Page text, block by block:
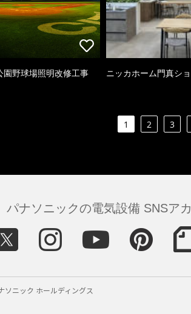
園野球場照明改修工事 ニッカホーム門真シ
1 2 3
パナソニックの電気設備 SNSア
ソニック ホールディングス